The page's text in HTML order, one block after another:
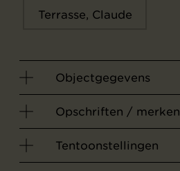
Terrasse, Claude
Objectgegevens
Opschriften / merken
Tentoonstellingen